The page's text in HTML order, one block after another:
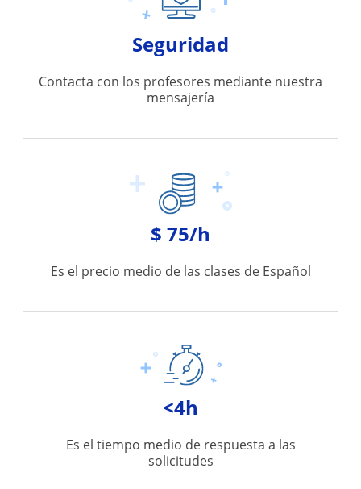
Seguridad
Contacta con los profesores mediante nuestra
mensajería
$ 75/h
Es el precio medio de las clases de Español
<4h
Es el tiempo medio de respuesta a las
solicitudes